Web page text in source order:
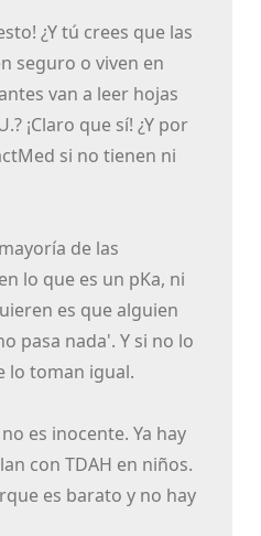
¿Y tú crees que las
seguro o viven en
van a leer hojas
¡Claro que sí! ¿Y por
si no tienen ni
de las
lo que es un pKa, ni
es que alguien
pasa nada'. Y si no lo
lo toman igual.
es inocente. Ya hay
con TDAH en niños.
es barato y no hay